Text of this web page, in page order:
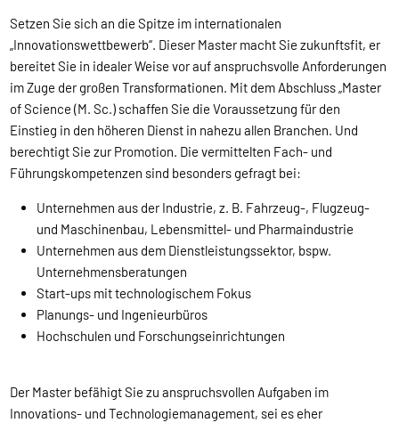
Setzen Sie sich an die Spitze im internationalen
„Innovationswettbewerb“. Dieser Master macht Sie zukunftsfit, er
bereitet Sie in idealer Weise vor auf anspruchsvolle Anforderungen
im Zuge der großen Transformationen. Mit dem Abschluss „Master
of Science (M. Sc.) schaffen Sie die Voraussetzung für den
Einstieg in den höheren Dienst in nahezu allen Branchen. Und
berechtigt Sie zur Promotion. Die vermittelten Fach- und
Führungskompetenzen sind besonders gefragt bei:
Unternehmen aus der Industrie, z. B. Fahrzeug-, Flugzeug-
und Maschinenbau, Lebensmittel- und Pharmaindustrie
Unternehmen aus dem Dienstleistungssektor, bspw.
Unternehmensberatungen
Start-ups mit technologischem Fokus
Planungs- und Ingenieurbüros
Hochschulen und Forschungseinrichtungen
Der Master befähigt Sie zu anspruchsvollen Aufgaben im
Innovations- und Technologiemanagement, sei es eher